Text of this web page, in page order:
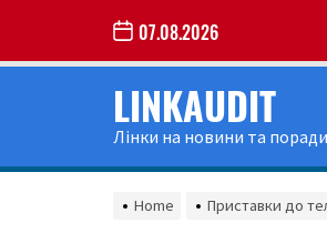
the
07.08.2026
LINKAUDIT
Лінки на новини та поради
Home Приставки до